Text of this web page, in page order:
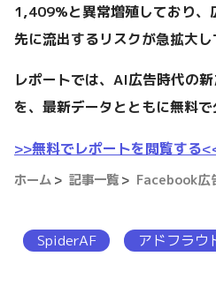
1,409%と異常増殖しており、
先に流出するリスクが急拡大し
レポートでは、AI広告時代の
を、最新データとともに無料で
>>無料でレポートを閲覧する
ホーム 記事一覧 Facebook広
SpiderAF アドフラウ